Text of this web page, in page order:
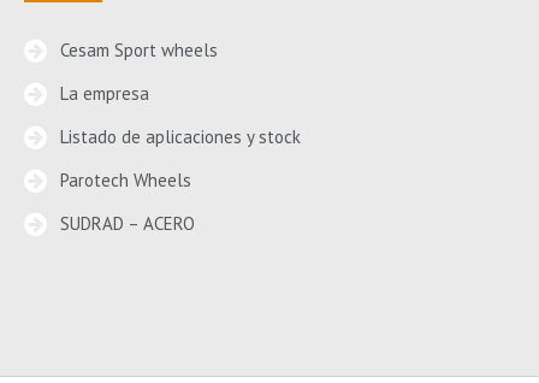
Cesam Sport wheels
La empresa
Listado de aplicaciones y stock
Parotech Wheels
SUDRAD – ACERO